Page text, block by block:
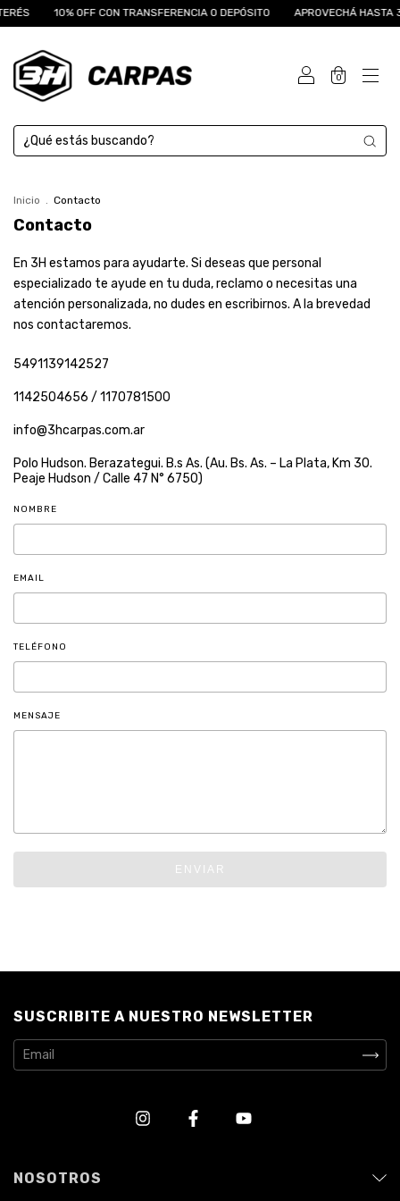
10% OFF CON TRANSFERENCIA O DEPÓSITO APROVECHÁ HASTA
0
Inicio . Contacto
Contacto
En 3H estamos para ayudarte. Si deseas que personal
especializado te ayude en tu duda, reclamo o necesitas una
atención personalizada, no dudes en escribirnos. A la brevedad
nos contactaremos.
5491139142527
1142504656 / 1170781500
info@3hcarpas.com.ar
Polo Hudson. Berazategui. B.s As. (Au. Bs. As. – La Plata, Km 30.
Peaje Hudson / Calle 47 N° 6750)
NOMBRE
EMAIL
TELÉFONO
MENSAJE
ENVIAR
SUSCRIBITE A NUESTRO NEWSLETTER
NOSOTROS